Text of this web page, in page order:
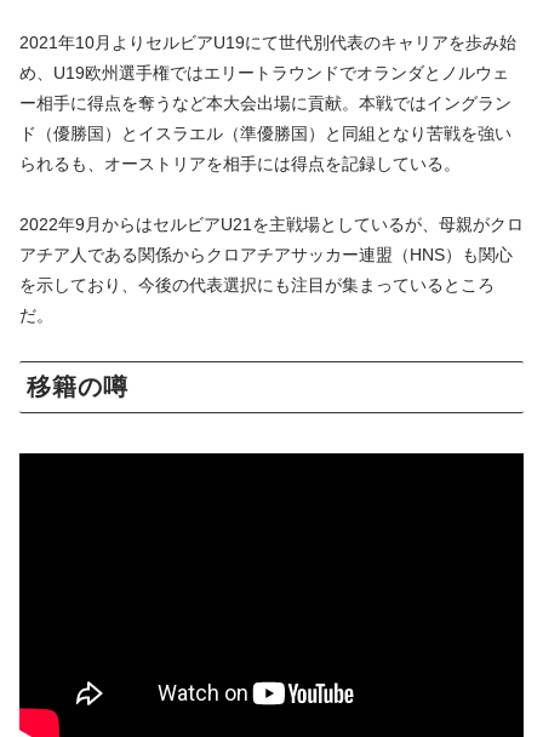
2021年10月よりセルビアU19にて世代別代表のキャリアを歩み始
め、U19欧州選手権ではエリートラウンドでオランダとノルウェ
ー相手に得点を奪うなど本大会出場に貢献。本戦ではイングラン
ド（優勝国）とイスラエル（準優勝国）と同組となり苦戦を強い
られるも、オーストリアを相手には得点を記録している。
2022年9月からはセルビアU21を主戦場としているが、母親がクロ
アチア人である関係からクロアチアサッカー連盟（HNS）も関心
を示しており、今後の代表選択にも注目が集まっているところ
だ。
移籍の噂